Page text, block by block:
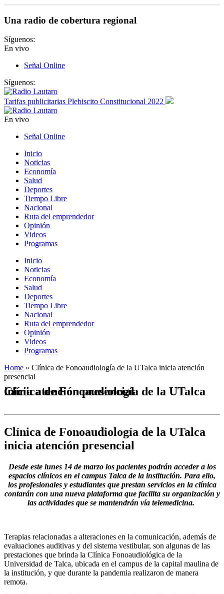
Una radio de cobertura regional
Síguenos:
En vivo
Señal Online
Síguenos:
Tarifas publicitarias Plebiscito Constitucional 2022
En vivo
Señal Online
Inicio
Noticias
Economía
Salud
Deportes
Tiempo Libre
Nacional
Ruta del emprendedor
Opinión
Videos
Programas
Inicio
Noticias
Economía
Salud
Deportes
Tiempo Libre
Nacional
Ruta del emprendedor
Opinión
Videos
Programas
Home » Clínica de Fonoaudiología de la UTalca inicia atención
presencial
Clínica de Fonoaudiología de la UTalca inicia atención presencial
Clínica de Fonoaudiología de la UTalca
inicia atención presencial
Desde este lunes 14 de marzo los pacientes podrán acceder a los
espacios clínicos en el campus Talca de la institución. Para ello,
los profesionales y estudiantes que prestan servicios en la clínica
contarán con una nueva plataforma que facilita su organización y
las actividades que se mantendrán vía telemedicina.
Terapias relacionadas a alteraciones en la comunicación, además de
evaluaciones auditivas y del sistema vestibular, son algunas de las
prestaciones que brinda la Clínica Fonoaudiológica de la
Universidad de Talca, ubicada en el campus de la capital maulina de
la institución, y que durante la pandemia realizaron de manera
remota.